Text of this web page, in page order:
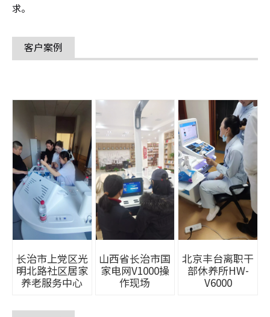
求。
客户案例
长治市上党区光
明北路社区居家
养老服务中心
山西省长治市国
家电网V1000操
作现场
北京丰台离职干
部休养所HW-
V6000